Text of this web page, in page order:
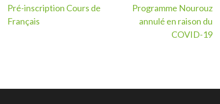
Post
navigation
Pré-inscription Cours de
Français
Programme Nourouz
annulé en raison du
COVID-19